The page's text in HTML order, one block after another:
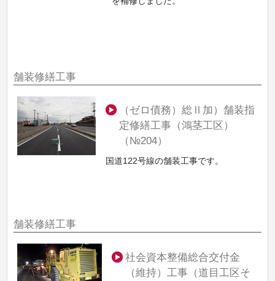
舗装修繕工事
（ゼロ債務）総Ⅱ加）舗装指
定修繕工事（鴻茎工区）
（№204）
国道122号線の舗装工事です。
舗装修繕工事
社会資本整備総合交付金
（維持）工事（道目工区そ